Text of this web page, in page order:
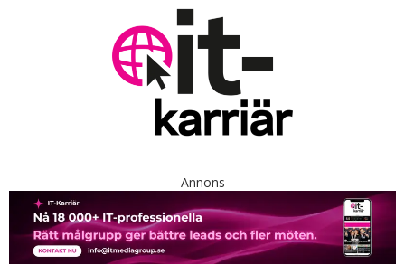
Annons